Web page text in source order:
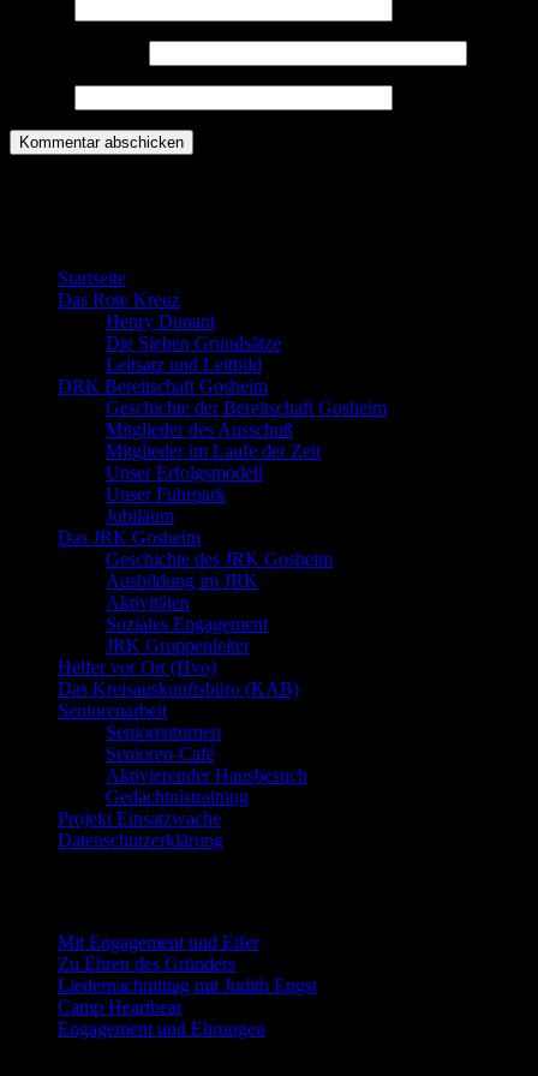
Startseite
Das Rote Kreuz
Henry Dunant
Die Sieben Grundsätze
Leitsatz und Leitbild
DRK Bereitschaft Gosheim
Geschichte der Bereitschaft Gosheim
Mitglieder des Ausschuß
Mitglieder im Laufe der Zeit
Unser Erfolgsmodell
Unser Fuhrpark
Jubiläum
Das JRK Gosheim
Geschichte des JRK Gosheim
Ausbildung im JRK
Aktivitäten
Soziales Engagement
JRK Gruppenleiter
Helfer vor Ort (Hvo)
Das Kreisauskunftsbüro (KAB)
Seniorenarbeit
Seniorenturnen
Senioren-Café
Aktivierender Hausbesuch
Gedächtnistraining
Projekt Einsatzwache
Datenschutzerklärung
Mit Engagement und Eifer
Zu Ehren des Gründers
Liedernachmittag mit Judith Engst
Camp Heartbeat
Engagement und Ehrungen